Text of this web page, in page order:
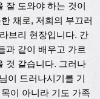
잘 도와야 하는 것이
채로, 저희의 부끄러
브리 현장입니다. 간
과 같이 배우고 가르
것 같습니다. 그러나
이 드러나시기를 기
이 아니라 기도 가족